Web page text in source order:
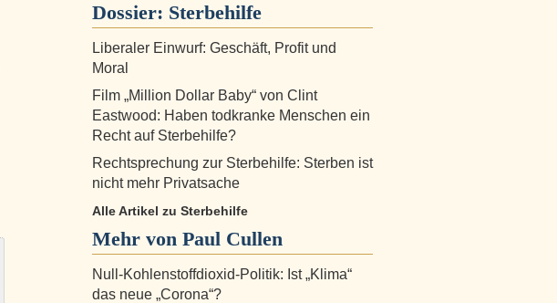
Dossier: Sterbehilfe
Liberaler Einwurf: Geschäft, Profit und
Moral
Film „Million Dollar Baby“ von Clint
Eastwood: Haben todkranke Menschen ein
Recht auf Sterbehilfe?
Rechtsprechung zur Sterbehilfe: Sterben ist
nicht mehr Privatsache
Alle Artikel zu Sterbehilfe
Mehr von Paul Cullen
Null-Kohlenstoffdioxid-Politik: Ist „Klima“
das neue „Corona“?